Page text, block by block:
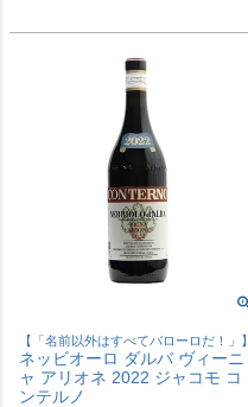
【「名前以外はすべてバローロだ！」】
ネッビオーロ ダルバ ヴィーニ
ャ アリオネ 2022 ジャコモ コ
ンテルノ